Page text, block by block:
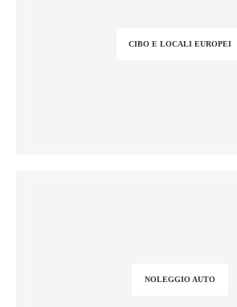
CIBO E LOCALI EUROPEI
NOLEGGIO AUTO